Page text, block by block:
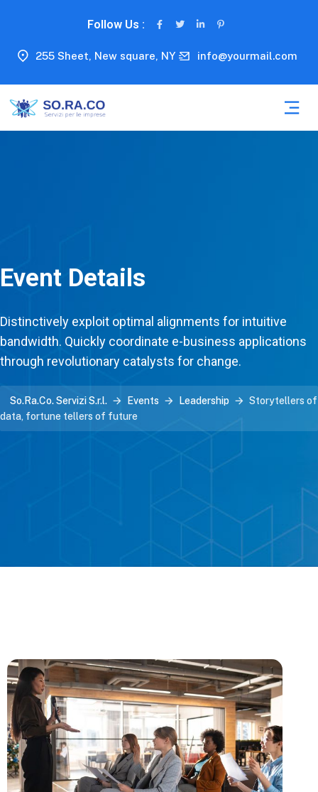
Follow Us :
255 Sheet, New square, NY info@yourmail.com
Event Details
Distinctively exploit optimal alignments for intuitive
bandwidth. Quickly coordinate e-business applications
through revolutionary catalysts for change.
So.Ra.Co. Servizi S.r.l. Events Leadership
Storytellers of
data, fortune tellers of future